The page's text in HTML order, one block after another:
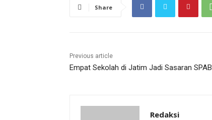
Share
Previous article
Empat Sekolah di Jatim Jadi Sasaran SPAB
Redaksi